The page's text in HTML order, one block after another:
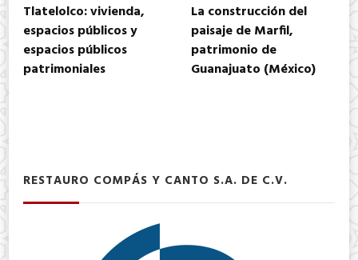
Tlatelolco: vivienda,
espacios públicos y
espacios públicos
patrimoniales
La construcción del
paisaje de Marfil,
patrimonio de
Guanajuato (México)
RESTAURO COMPÁS Y CANTO S.A. DE C.V.